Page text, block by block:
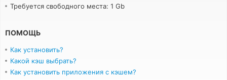
Требуется свободного места: 1 Gb
ПОМОЩЬ
Как установить?
Какой кэш выбрать?
Как установить приложения с кэшем?